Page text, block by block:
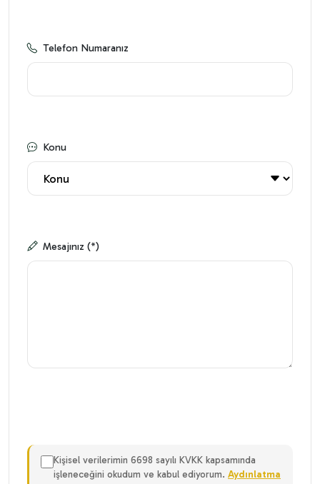
Telefon Numaranız
Konu
Mesajınız (*)
Kişisel verilerimin 6698 sayılı KVKK kapsamında
işleneceğini okudum ve kabul ediyorum. Aydınlatma